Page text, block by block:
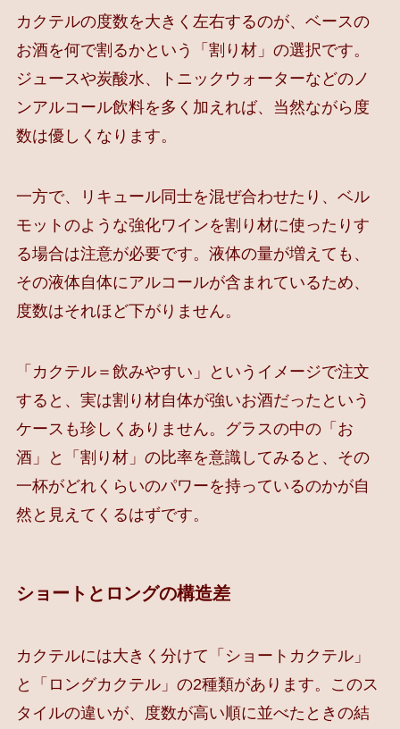
カクテルの度数を大きく左右するのが、ベースの
お酒を何で割るかという「割り材」の選択です。
ジュースや炭酸水、トニックウォーターなどのノ
ンアルコール飲料を多く加えれば、当然ながら度
数は優しくなります。
一方で、リキュール同士を混ぜ合わせたり、ベル
モットのような強化ワインを割り材に使ったりす
る場合は注意が必要です。液体の量が増えても、
その液体自体にアルコールが含まれているため、
度数はそれほど下がりません。
「カクテル＝飲みやすい」というイメージで注文
すると、実は割り材自体が強いお酒だったという
ケースも珍しくありません。グラスの中の「お
酒」と「割り材」の比率を意識してみると、その
一杯がどれくらいのパワーを持っているのかが自
然と見えてくるはずです。
ショートとロングの構造差
カクテルには大きく分けて「ショートカクテル」
と「ロングカクテル」の2種類があります。このス
タイルの違いが、度数が高い順に並べたときの結